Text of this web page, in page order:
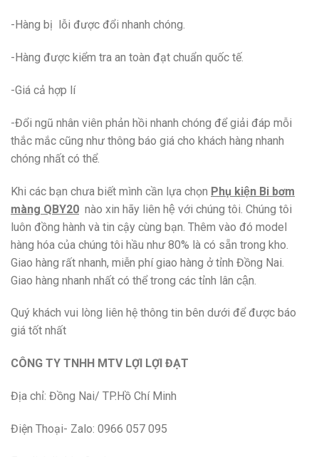
-Hàng bị lỗi được đổi nhanh chóng.
-Hàng được kiểm tra an toàn đạt chuẩn quốc tế.
-Giá cả hợp lí
-Đổi ngũ nhân viên phản hồi nhanh chóng để giải đáp mỗi
thắc mắc cũng như thông báo giá cho khách hàng nhanh
chóng nhất có thể.
Khi các bạn chưa biết mình cần lựa chọn Phụ kiện Bi bơm
màng QBY20 nào xin hãy liên hệ với chúng tôi. Chúng tôi
luôn đồng hành và tin cậy cùng bạn. Thêm vào đó model
hàng hóa của chúng tôi hầu như 80% là có sẵn trong kho.
Giao hàng rất nhanh, miễn phí giao hàng ở tỉnh Đồng Nai.
Giao hàng nhanh nhất có thể trong các tỉnh lân cận.
Quý khách vui lòng liên hệ thông tin bên dưới để được báo
giá tốt nhất
CÔNG TY TNHH MTV LỢI LỢI ĐẠT
Địa chỉ: Đồng Nai/ TP.Hồ Chí Minh
Điện Thoại- Zalo: 0966 057 095